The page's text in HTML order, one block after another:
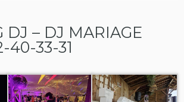
DJ – DJ MARIAGE
40-33-31